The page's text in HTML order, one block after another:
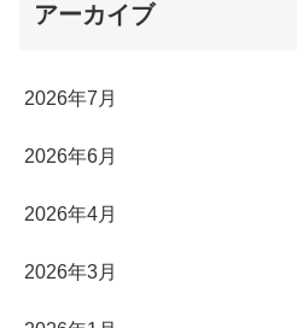
アーカイブ
2026年7月
2026年6月
2026年4月
2026年3月